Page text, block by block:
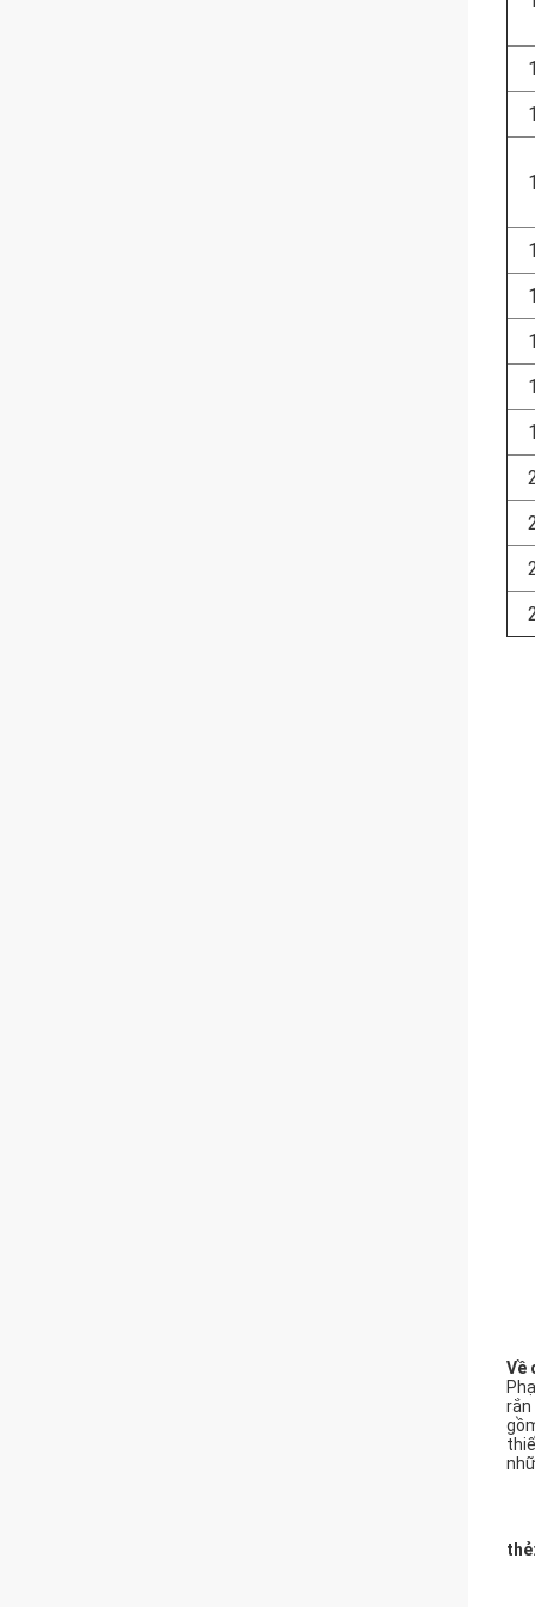
Về
rắn